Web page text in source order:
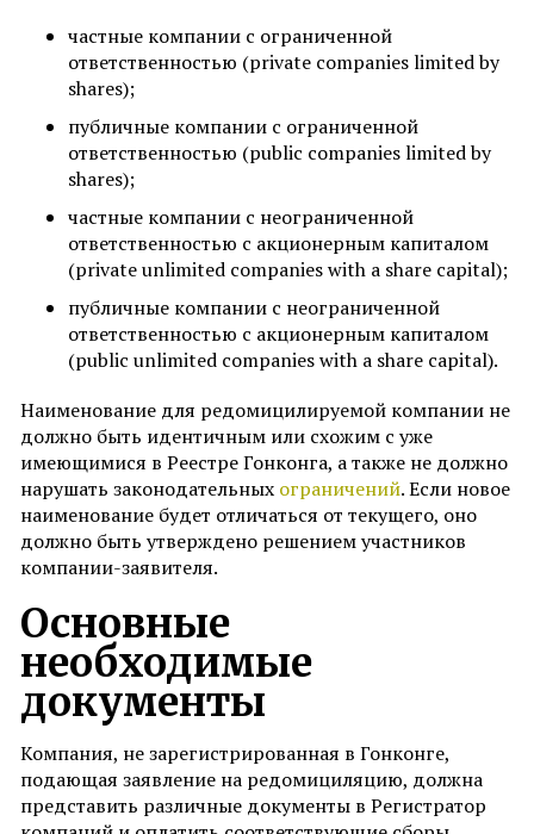
частные компании с ограниченной
ответственностью (private companies limited by
shares);
публичные компании с ограниченной
ответственностью (public companies limited by
shares);
частные компании с неограниченной
ответственностью с акционерным капиталом
(private unlimited companies with a share capital);
публичные компании с неограниченной
ответственностью с акционерным капиталом
(public unlimited companies with a share capital).
Наименование для редомицилируемой компании не
должно быть идентичным или схожим с уже
имеющимися в Реестре Гонконга, а также не должно
нарушать законодательных ограничений. Если новое
наименование будет отличаться от текущего, оно
должно быть утверждено решением участников
компании-заявителя.
Основные
необходимые
документы
Компания, не зарегистрированная в Гонконге,
подающая заявление на редомициляцию, должна
представить различные документы в Регистратор